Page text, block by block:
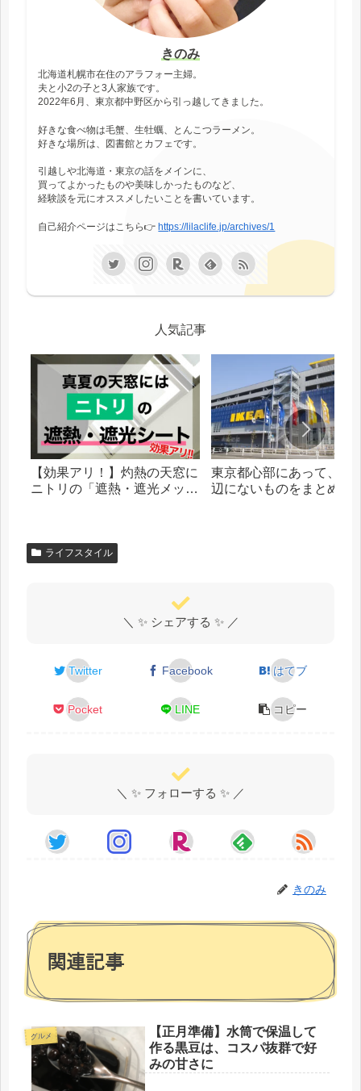
きのみ
北海道札幌市在住のアラフォー主婦。
夫と小2の子と3人家族です。
2022年6月、東京都中野区から引っ越してきました。
好きな食べ物は毛蟹、生牡蠣、とんこつラーメン。
好きな場所は、図書館とカフェです。
引越しや北海道・東京の話をメインに、
買ってよかったものや美味しかったものなど、
経験談を元にオススメしたいことを書いています。
自己紹介ページはこちら👉https://lilaclife.jp/archives/1
人気記事
【効果アリ！】灼熱の天窓に
ニトリの「遮熱・遮光メッシ
東京都心部にあって、札
辺にないものをまとめま
ライフスタイル
＼ ✨ シェアする ✨ ／
Twitter Facebook はてブ
Pocket LINE コピー
＼ ✨ フォローする ✨ ／
きのみ
関連記事
グルメ
【正月準備】水筒で保温して
作る黒豆は、コスパ抜群で好
みの甘さに